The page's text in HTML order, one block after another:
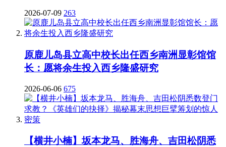
2026-07-09 263
原鹿儿岛县立高中校长出任西乡南洲显彰馆馆
长：愿将余生投入西乡隆盛研究
2026-06-06 675
【横井小楠】坂本龙马、胜海舟、吉田松阴悉